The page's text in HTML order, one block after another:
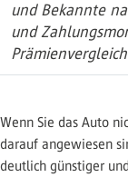
und Bekannte
und
Wenn Sie das Auto
darauf angewiesen
deutlich günstiger